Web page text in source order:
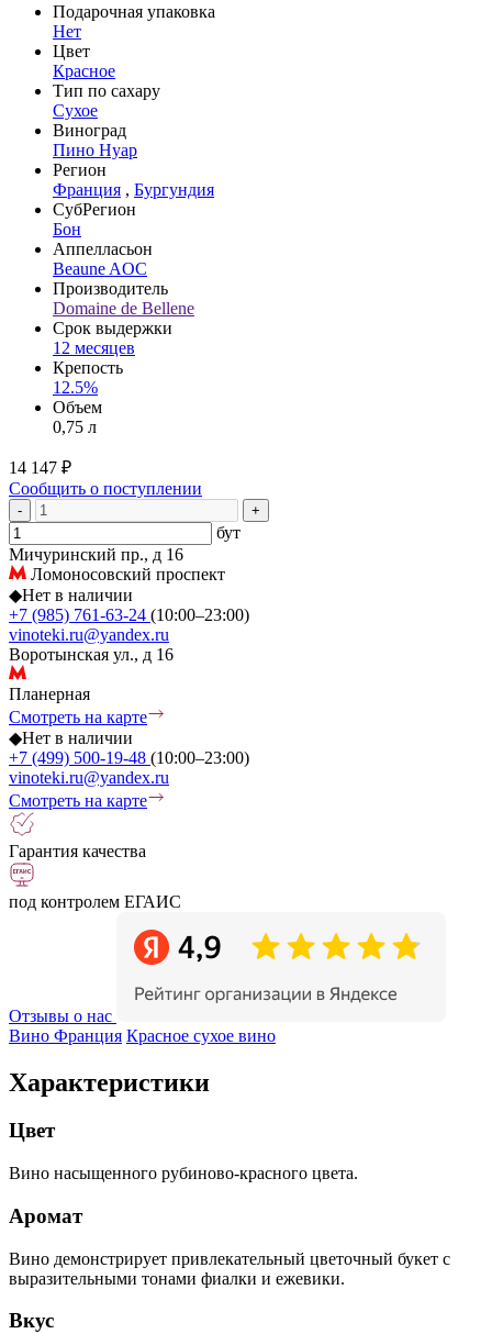
Подарочная упаковка
Нет
Цвет
Красное
Тип по сахару
Сухое
Виноград
Пино Нуар
Регион
Франция , Бургундия
СубРегион
Бон
Аппелласьон
Beaune AOC
Производитель
Domaine de Bellene
Срок выдержки
12 месяцев
Крепость
12.5%
Объем
0,75 л
14 147 ₽
Сообщить о поступлении
- +
бут
Мичуринский пр., д 16
Ломоносовский проспект
◆Нет в наличии
+7 (985) 761-63-24 (10:00–23:00)
vinoteki.ru@yandex.ru
Воротынская ул., д 16
Планерная
Смотреть на карте
◆Нет в наличии
+7 (499) 500-19-48 (10:00–23:00)
vinoteki.ru@yandex.ru
Смотреть на карте
Гарантия качества
под контролем ЕГАИС
Отзывы о нас
Вино Франция Красное сухое вино
Характеристики
Цвет
Вино насыщенного рубиново-красного цвета.
Аромат
Вино демонстрирует привлекательный цветочный букет с
выразительными тонами фиалки и ежевики.
Вкус